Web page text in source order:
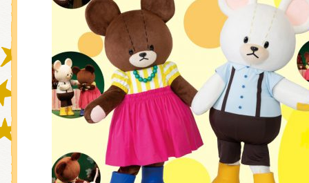
ミュージカル・コンサート
おたのしみコンテンツ(クイズ・
チア ジャッキーズ！